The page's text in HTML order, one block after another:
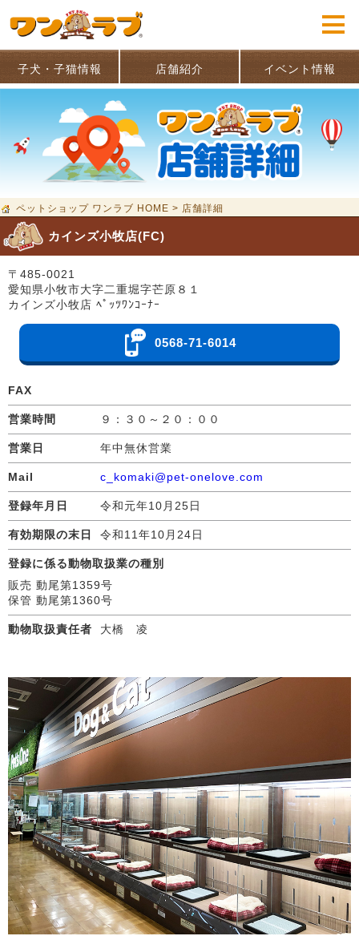
子犬・子猫情報 店舗紹介 イベント情報
ペットショップ ワンラブ HOME > 店舗詳細
カインズ小牧店(FC)
〒485-0021
愛知県小牧市大字二重堀字芒原８１
カインズ小牧店 ﾍﾟｯﾂﾜﾝｺｰﾅｰ
0568-71-6014
FAX
営業時間 ９：３０～２０：００
営業日 年中無休営業
Mail c_komaki@pet-onelove.com
登録年月日 令和元年10月25日
有効期限の末日 令和11年10月24日
登録に係る動物取扱業の種別
販売 動尾第1359号
保管 動尾第1360号
動物取扱責任者 大橋 凌